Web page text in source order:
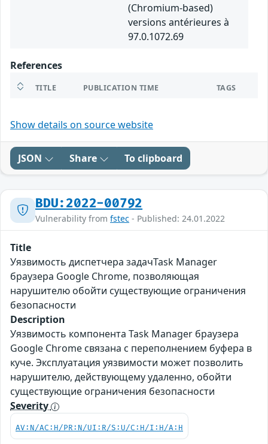
(Chromium-based)
versions antérieures à
97.0.1072.69
References
TITLE PUBLICATION TIME TAGS
Show details on source website
JSON Share To clipboard
BDU:2022-00792
Vulnerability from fstec - Published: 24.01.2022
Title
Уязвимость диспетчера задачTask Manager
браузера Google Chrome, позволяющая
нарушителю обойти существующие ограничения
безопасности
Description
Уязвимость компонента Task Manager браузера
Google Chrome связана с переполнением буфера в
куче. Эксплуатация уязвимости может позволить
нарушителю, действующему удаленно, обойти
существующие ограничения безопасности
Severity
AV:N/AC:H/PR:N/UI:R/S:U/C:H/I:H/A:H